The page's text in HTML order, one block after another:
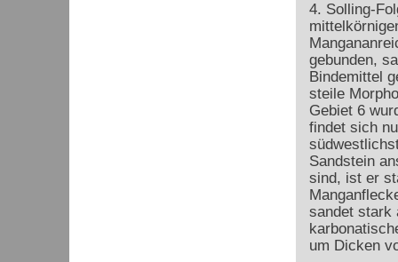
4. Solling-
gebunden,
Bindemittel
steile
Gebiet 6
findet sich
Sandstein
sind, ist er
sandet stark
um Dicken